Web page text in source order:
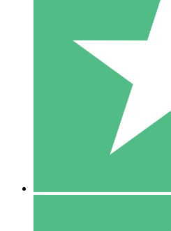
Paquetes de
Paga según el uso con créditos
10